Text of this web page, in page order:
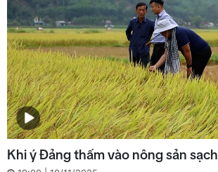
Khi ý Đảng thấm vào nông sản sạch